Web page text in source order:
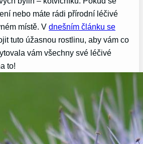
nebo máte rádi přírodní léčivé
místě. Vdnešním článku se
tuto úžasnou rostlinu, aby vám co
vám všechny své léčivé
to!